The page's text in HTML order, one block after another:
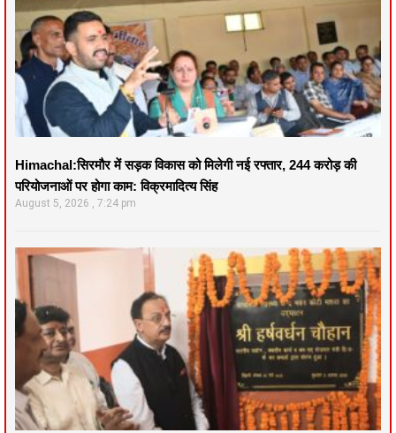
Himachal:सिरमौर में सड़क विकास को मिलेगी नई रफ्तार, 244 करोड़ की
परियोजनाओं पर होगा काम: विक्रमादित्य सिंह
August 5, 2026 7:24 pm